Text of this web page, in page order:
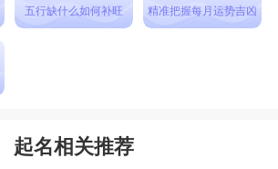
五行缺什么如何补旺 精准把握每月运势吉凶
起名相关推荐